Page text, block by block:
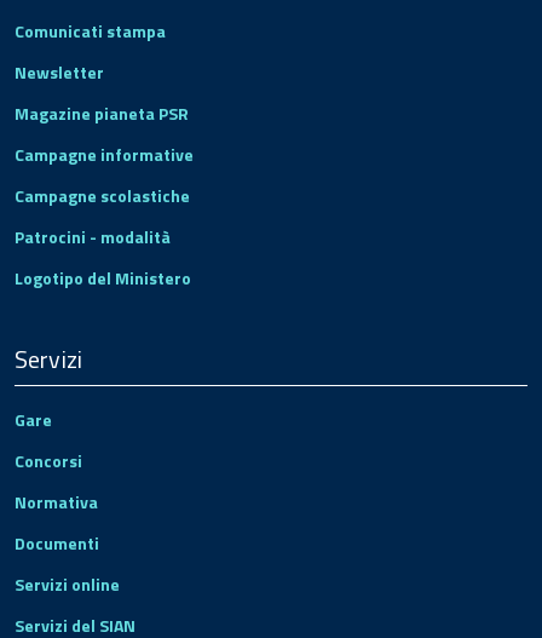
Comunicati stampa
Newsletter
Magazine pianeta PSR
Campagne informative
Campagne scolastiche
Patrocini - modalità
Logotipo del Ministero
Servizi
Gare
Concorsi
Normativa
Documenti
Servizi online
Servizi del SIAN